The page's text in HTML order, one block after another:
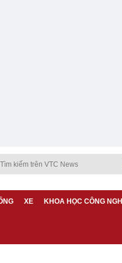
XE KHOA HỌC CÔNG